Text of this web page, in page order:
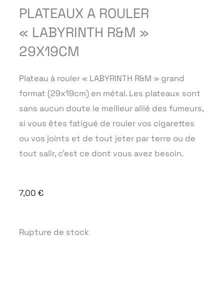
PLATEAUX A ROULER
« LABYRINTH R&M »
29X19CM
Plateau à rouler « LABYRINTH R&M » grand
format (29x19cm) en métal. Les plateaux sont
sans aucun doute le meilleur allié des fumeurs,
si vous êtes fatigué de rouler vos cigarettes
ou vos joints et de tout jeter par terre ou de
tout salir, c’est ce dont vous avez besoin.
7,00 €
Rupture de stock